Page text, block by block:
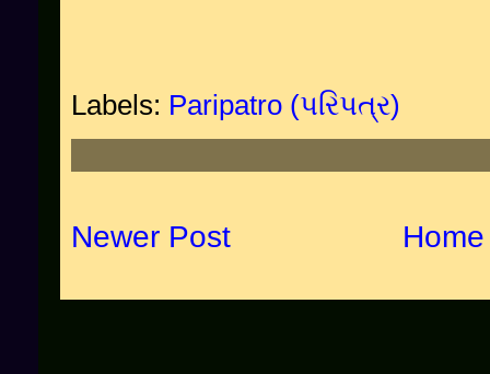
Labels: Paripatro (પરિપત્ર)
Newer Post Home